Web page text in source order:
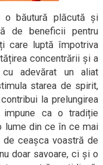
o băutură plăcută și
de beneficii pentru
care luptă împotriva
concentrării și a
adevărat un aliat
starea de spirit,
la prelungirea
impune ca o tradiție
lume din ce în ce mai
de ceașca voastră de
doar savoare, ci și o